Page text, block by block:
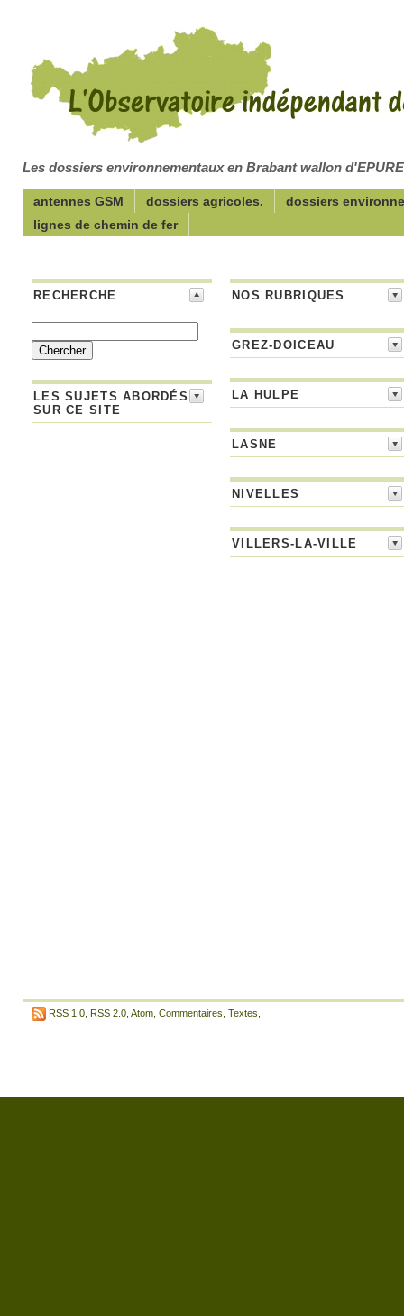
Les dossiers environnementaux en Brabant wallon
antennes GSM dossiers agricoles.
dossiers
lignes de chemin de fer
RECHERCHE
LES SUJETS ABORDÉS
SUR CE SITE
NOS RUBRIQUES
GREZ-DOICEAU
LA HULPE
LASNE
NIVELLES
VILLERS-LA-VILLE
RSS 1.0 RSS 2.0 Atom Commentaires Textes